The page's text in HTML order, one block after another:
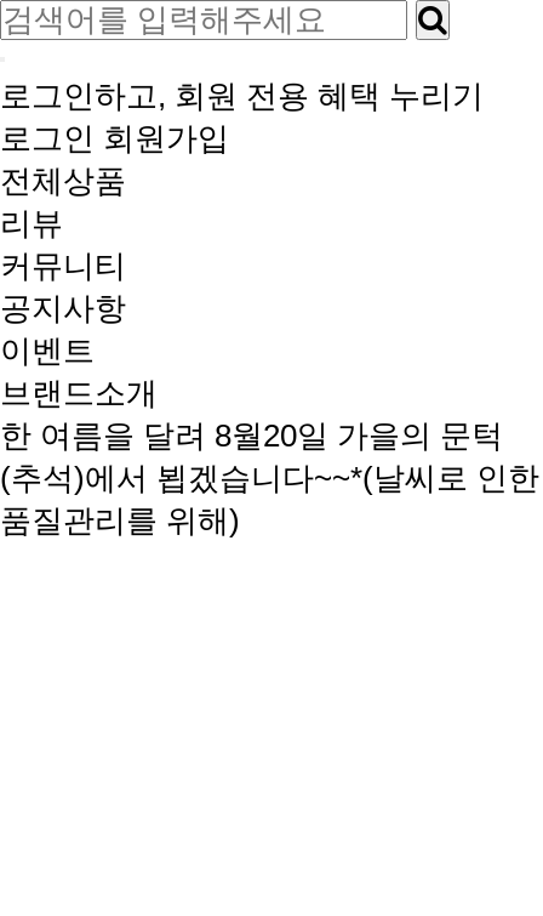
로그인하고, 회원 전용 혜택 누리기
로그인 회원가입
전체상품
리뷰
커뮤니티
공지사항
이벤트
브랜드소개
한 여름을 달려 8월20일 가을의 문턱
(추석)에서 뵙겠습니다~~*(날씨로 인한
품질관리를 위해)